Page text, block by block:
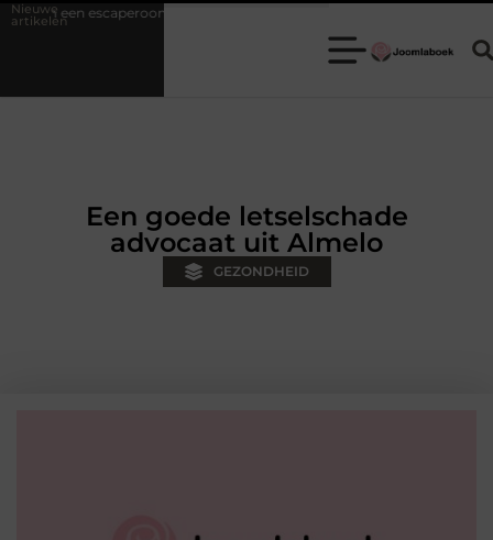
Nieuwe
artikelende ideale keuze is voor een teamuitje
Een goede letselschade
advocaat uit Almelo
GEZONDHEID